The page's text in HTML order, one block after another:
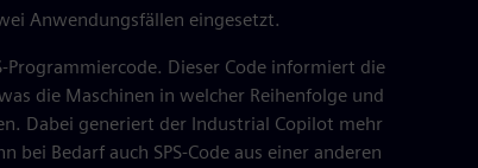
Anwendungsfällen eingesetzt.
Programmiercode. Dieser Code informiert die
die Maschinen in welcher Reihenfolge und
Dabei generiert der Industrial Copilot mehr
bei Bedarf auch SPS-Code aus einer anderen